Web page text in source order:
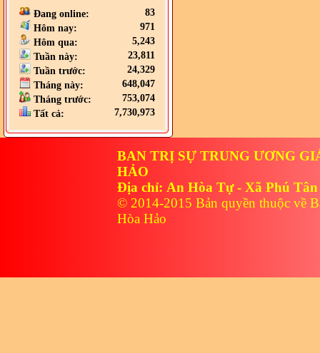
Đang online:
83
Hôm nay:
971
Hôm qua:
5,243
Tuần này:
23,811
Tuần trước:
24,329
Tháng này:
648,047
Tháng trước:
753,074
Tất cả:
7,730,973
BAN TRỊ SỰ TRUNG ƯƠNG
HẢO
Địa chỉ: An Hòa Tự - Xã Phú
© 2014-2015 Bản quyền thuộc về
Hòa Hảo